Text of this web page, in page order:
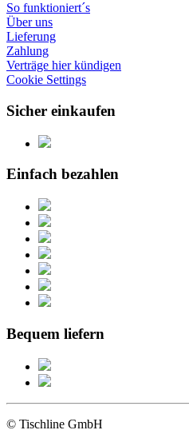
So funktioniert´s
Über uns
Lieferung
Zahlung
Verträge hier kündigen
Cookie Settings
Sicher einkaufen
Einfach bezahlen
Bequem liefern
© Tischline GmbH